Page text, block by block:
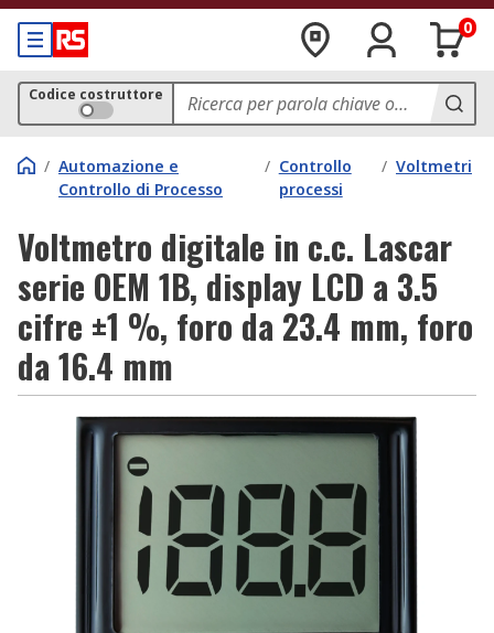
0
Codice costruttore
/ Automazione e
Controllo di Processo
/ Controllo
processi
/ Voltmetri
Voltmetro digitale in c.c. Lascar
serie OEM 1B, display LCD a 3.5
cifre ±1 %, foro da 23.4 mm, foro
da 16.4 mm